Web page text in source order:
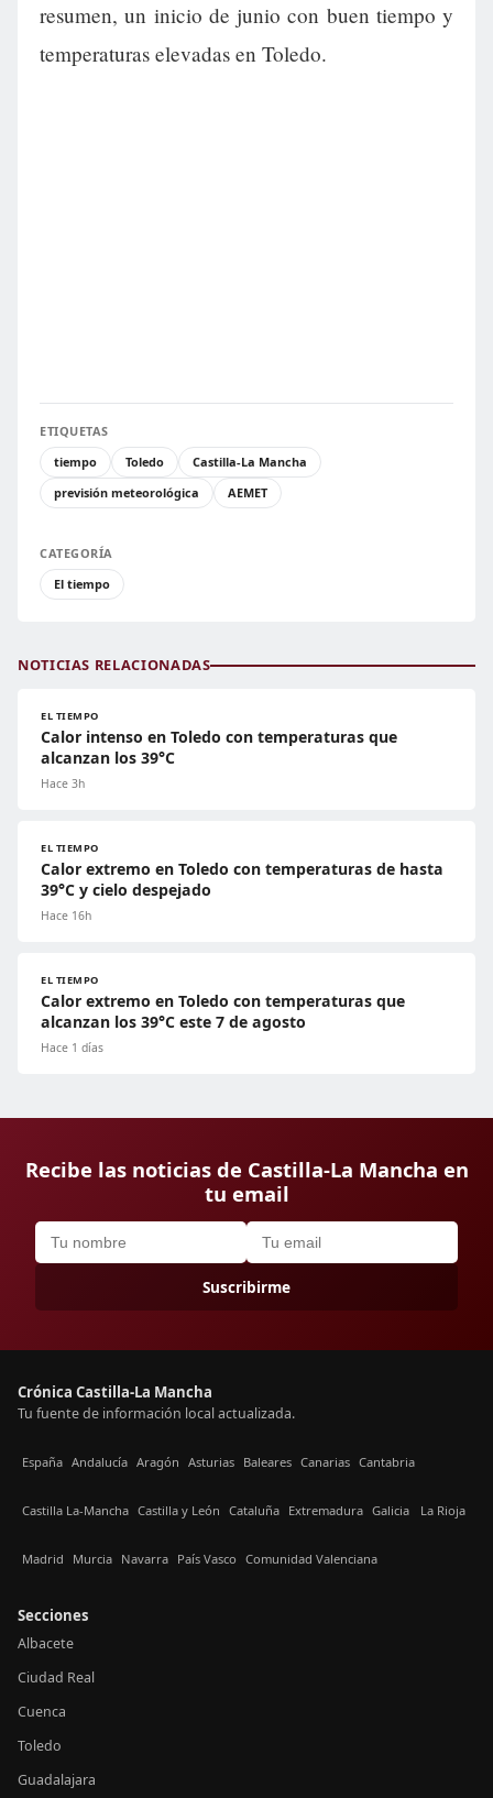
resumen, un inicio de junio con buen tiempo y
temperaturas elevadas en Toledo.
ETIQUETAS
tiempo
Toledo
Castilla-La Mancha
previsión meteorológica
AEMET
CATEGORÍA
El tiempo
NOTICIAS RELACIONADAS
EL TIEMPO
Calor intenso en Toledo con temperaturas que
alcanzan los 39°C
Hace 3h
EL TIEMPO
Calor extremo en Toledo con temperaturas de hasta
39°C y cielo despejado
Hace 16h
EL TIEMPO
Calor extremo en Toledo con temperaturas que
alcanzan los 39°C este 7 de agosto
Hace 1 días
Recibe las noticias de Castilla-La Mancha en
tu email
Suscribirme
Crónica Castilla-La Mancha
Tu fuente de información local actualizada.
España Andalucía Aragón Asturias Baleares Canarias Cantabria
Castilla La-Mancha Castilla y León Cataluña Extremadura Galicia La Rioja
Madrid Murcia Navarra País Vasco Comunidad Valenciana
Secciones
Albacete
Ciudad Real
Cuenca
Toledo
Guadalajara